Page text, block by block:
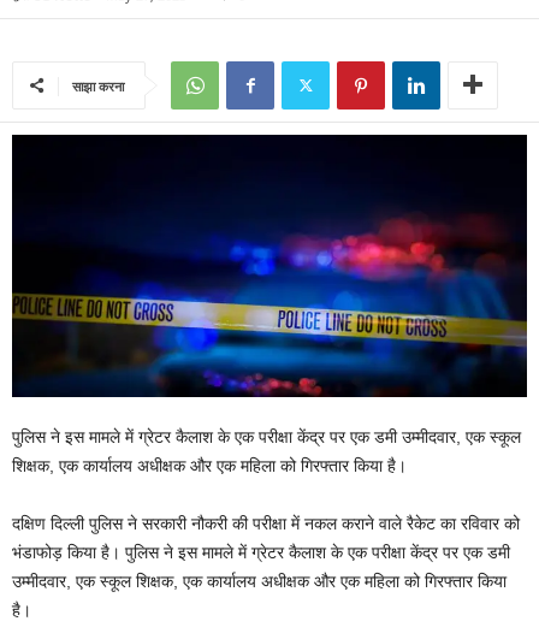
साझा करना
पुलिस ने इस मामले में ग्रेटर कैलाश के एक परीक्षा केंद्र पर एक डमी उम्मीदवार, एक स्कूल
शिक्षक, एक कार्यालय अधीक्षक और एक महिला को गिरफ्तार किया है।
दक्षिण दिल्ली पुलिस ने सरकारी नौकरी की परीक्षा में नकल कराने वाले रैकेट का रविवार को
भंडाफोड़ किया है। पुलिस ने इस मामले में ग्रेटर कैलाश के एक परीक्षा केंद्र पर एक डमी
उम्मीदवार, एक स्कूल शिक्षक, एक कार्यालय अधीक्षक और एक महिला को गिरफ्तार किया
है।